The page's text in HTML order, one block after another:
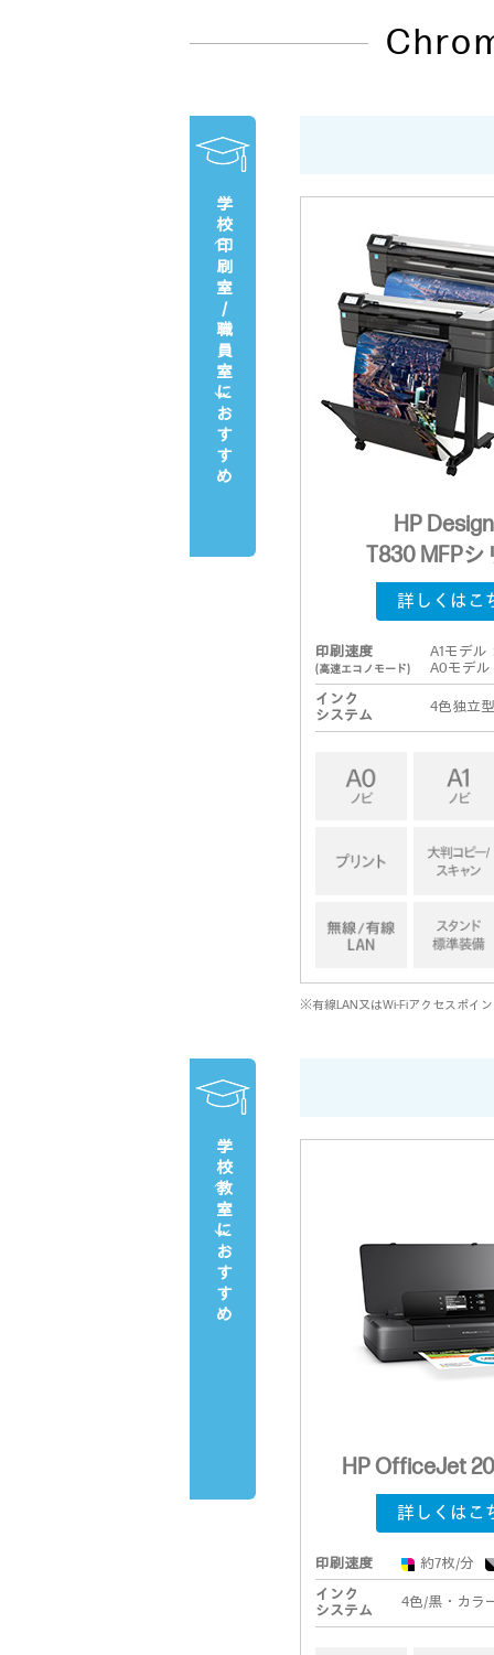
学校
印刷室／職員室
におすすめ
HP
T830 MFPシ
詳しくはこ
印刷速度
(高速エコノモード)
A1モデル
A0モデル
インク
システム
4色独立型
※有線LAN又はWi-Fiアクセスポイ
学校
教室
に
おすすめ
HP OfficeJet
詳しくはこ
印刷速度
約7枚/分
インク
システム
4色/黒・カラ